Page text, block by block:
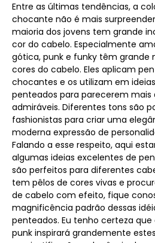
Entre as últimas tendências, a
chocante não é mais
maioria dos jovens tem grande
cor do cabelo. Especialmente
gótica, punk e funky têm grande
cores do cabelo. Eles aplicam
chocantes e os utilizam em
penteados para parecerem mais
admiráveis. Diferentes tons são
fashionistas para criar uma
moderna expressão de
Falando a esse respeito, aqui
algumas ideias excelentes de
são perfeitos para diferentes
tem pêlos de cores vivas e
de cabelo com efeito, fique
magnificência padrão dessas
penteados. Eu tenho certeza
punk inspirará grandemente